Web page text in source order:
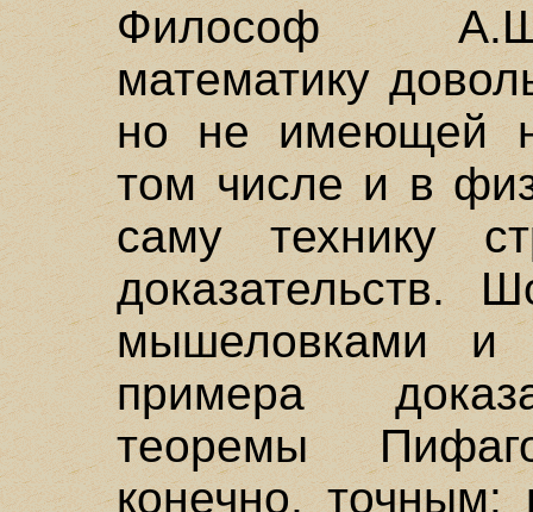
Философ
математику
но не имеющей
том числе и в
саму технику
доказательств.
мышеловками и
примера
теоремы
конечно, точным: